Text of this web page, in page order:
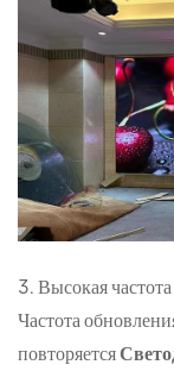
3. Высокая
Частота
повторяется